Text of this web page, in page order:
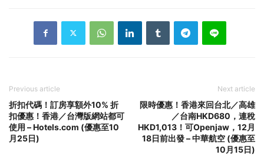
Previous article
折扣代碼！訂房享額外10% 折
扣優惠！香港／台灣版網站都可
使用 – Hotels.com (優惠至10
月25日)
Next article
限時優惠！香港來回台北／高雄
／台南HKD680，連稅
HKD1,013！可Openjaw，12月
18日前出發 – 中華航空 (優惠至
10月15日)